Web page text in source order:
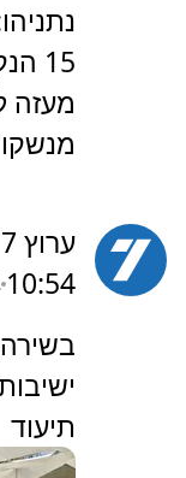
15
מעזה
ערוץ 7
10:54
תיעוד